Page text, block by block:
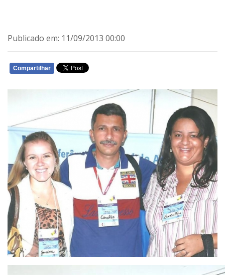
Publicado em: 11/09/2013 00:00
Compartilhar